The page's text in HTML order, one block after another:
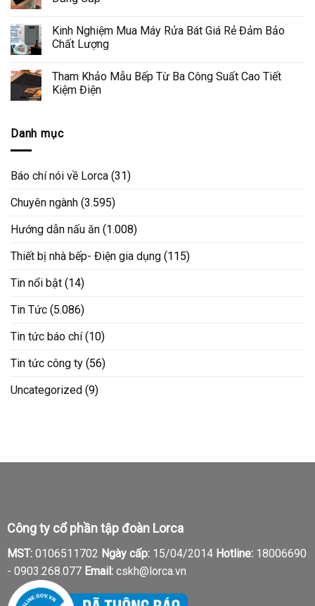
Kinh Nghiệm Mua Máy Rửa Bát Giá Rẻ Đảm Bảo
Chất Lượng
Tham Khảo Mẫu Bếp Từ Ba Công Suất Cao Tiết
Kiệm Điện
Danh mục
Báo chí nói về Lorca (31)
Chuyên ngành (3.595)
Hướng dẫn nấu ăn (1.008)
Thiết bị nhà bếp- Điện gia dụng (115)
Tin nổi bật (14)
Tin Tức (5.086)
Tin tức báo chí(10)
Tin tức công ty (56)
Uncategorized (9)
Công ty cổ phần tập đoàn Lorca
MST:0106511702 Ngày cấp:15/04/2014 Hotline:18006690
- 0903.268.077 Email:cskh@lorca.vn